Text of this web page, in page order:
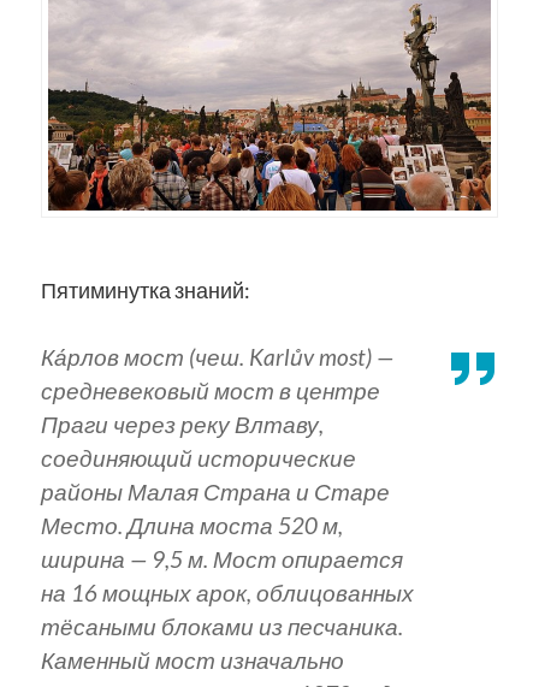
Пятиминутка знаний:
Ка́рлов мост (чеш. Karlův most) —
средневековый мост в центре
Праги через реку Влтаву,
соединяющий исторические
районы Малая Страна и Старе
Место. Длина моста 520 м,
ширина — 9,5 м. Мост опирается
на 16 мощных арок, облицованных
тёсаными блоками из песчаника.
Каменный мост изначально